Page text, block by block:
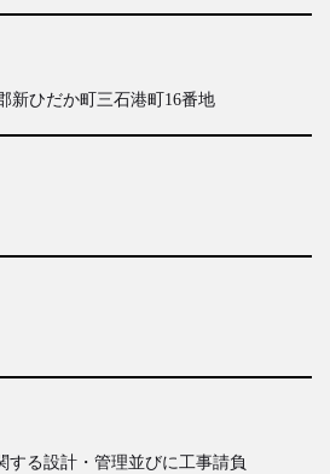
ひだか町三石港町16番地
する設計・管理並びに工事請負